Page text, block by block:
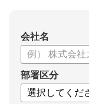
こちらの資料では、
・1on1とは何か？
・1on1の基本的な
・ 1on1 の基本アジ
会社名
部署区分